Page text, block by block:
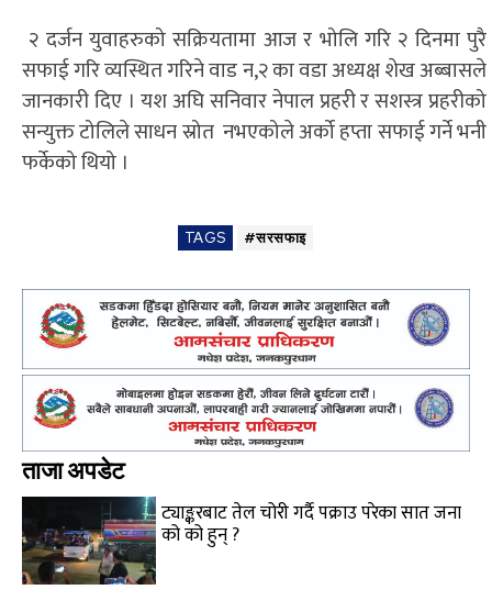
२ दर्जन युवाहरुको सक्रियतामा आज र भोलि गरि २ दिनमा पुरै
सफाई गरि व्यस्थित गरिने वाड न,२ का वडा अध्यक्ष शेख अब्बासले
जानकारी दिए । यश अघि सनिवार नेपाल प्रहरी र सशस्त्र प्रहरीको
सन्युक्त टोलिले साधन स्रोत नभएकोले अर्को हप्ता सफाई गर्ने भनी
फर्केको थियो ।
TAGS #सरसफाइ
ताजा अपडेट
ट्याङ्करबाट तेल चोरी गर्दै पक्राउ परेका सात जना
को को हुन् ?